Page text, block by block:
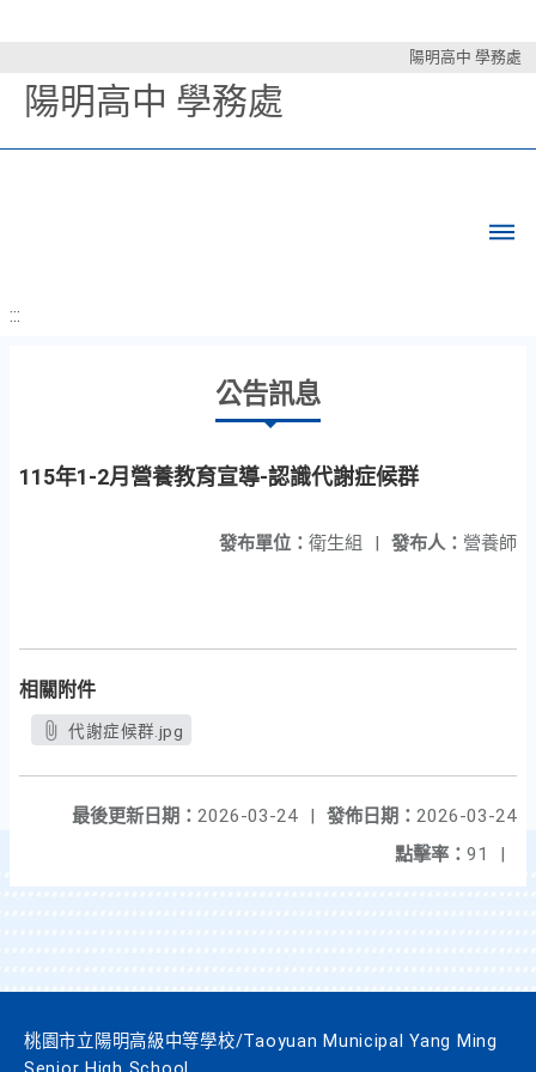
陽明高中 學務處
陽明高中 學務處
:::
公告訊息
115年1-2月營養教育宣導-認識代謝症候群
發布人： 營養師
發布單位： 衛生組 |
相關附件
代謝症候群.jpg
發佈日期： 2026-03-24
最後更新日期： 2026-03-24
|
點擊率： 91 |
桃園市立陽明高級中等學校/Taoyuan Municipal Yang Ming